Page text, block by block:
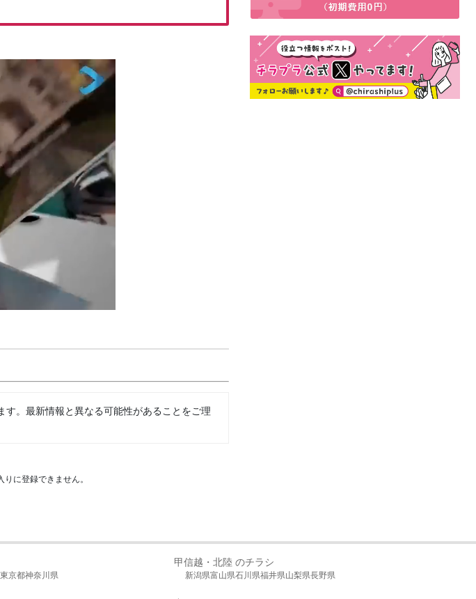
。最新情報と異なる可能性があることをご理
に登録できません。
東京都神奈川県
甲信越・北陸 のチラシ
新潟県富山県石川県福井県山梨県長野県